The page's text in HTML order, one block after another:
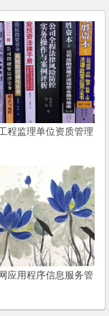
程监理单位资质管理
应用程序信息服务管